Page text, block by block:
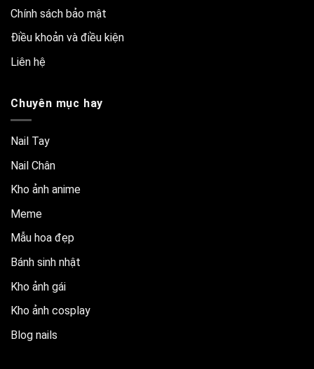
Chính sách bảo mật
Điều khoản và điều kiện
Liên hệ
Chuyên mục hay
Nail Tay
Nail Chân
Kho ảnh anime
Meme
Mẫu hoa đẹp
Bánh sinh nhật
Kho ảnh gái
Kho ảnh cosplay
Blog nails